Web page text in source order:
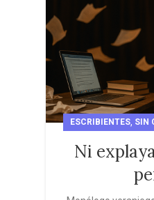
ESCRIBIENTES, SIN
Ni